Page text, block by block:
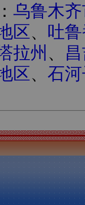
： 乌鲁木
区 、 吐
拉州 、
区 、 石